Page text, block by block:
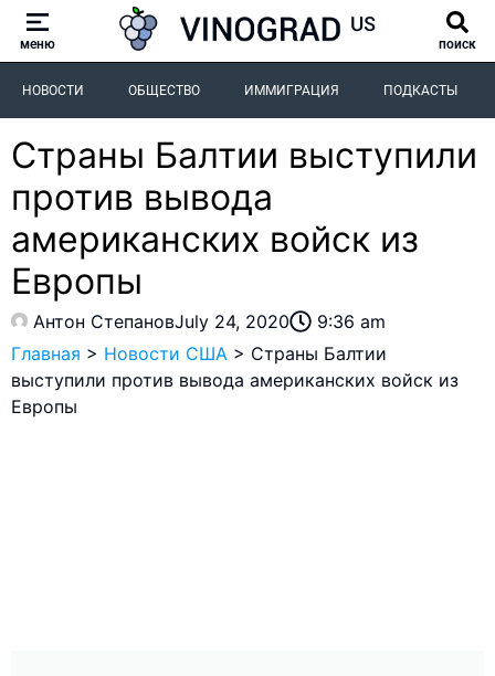
меню поиск
НОВОСТИ ОБЩЕСТВО ИММИГРАЦИЯ ПОДКАСТЫ
Страны Балтии выступили
против вывода
американских войск из
Европы
Антон СтепановJuly 24, 2020
9:36 am
Главная > Новости США > Страны Балтии
выступили против вывода американских войск из
Европы